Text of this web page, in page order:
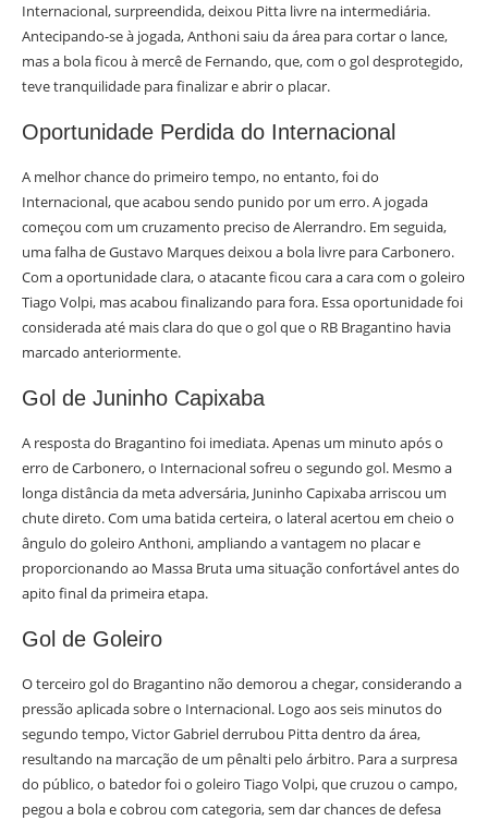
Internacional, surpreendida, deixou Pitta livre na intermediária.
Antecipando-se à jogada, Anthoni saiu da área para cortar o lance,
mas a bola ficou à mercê de Fernando, que, com o gol desprotegido,
teve tranquilidade para finalizar e abrir o placar.
Oportunidade Perdida do Internacional
A melhor chance do primeiro tempo, no entanto, foi do
Internacional, que acabou sendo punido por um erro. A jogada
começou com um cruzamento preciso de Alerrandro. Em seguida,
uma falha de Gustavo Marques deixou a bola livre para Carbonero.
Com a oportunidade clara, o atacante ficou cara a cara com o goleiro
Tiago Volpi, mas acabou finalizando para fora. Essa oportunidade foi
considerada até mais clara do que o gol que o RB Bragantino havia
marcado anteriormente.
Gol de Juninho Capixaba
A resposta do Bragantino foi imediata. Apenas um minuto após o
erro de Carbonero, o Internacional sofreu o segundo gol. Mesmo a
longa distância da meta adversária, Juninho Capixaba arriscou um
chute direto. Com uma batida certeira, o lateral acertou em cheio o
ângulo do goleiro Anthoni, ampliando a vantagem no placar e
proporcionando ao Massa Bruta uma situação confortável antes do
apito final da primeira etapa.
Gol de Goleiro
O terceiro gol do Bragantino não demorou a chegar, considerando a
pressão aplicada sobre o Internacional. Logo aos seis minutos do
segundo tempo, Victor Gabriel derrubou Pitta dentro da área,
resultando na marcação de um pênalti pelo árbitro. Para a surpresa
do público, o batedor foi o goleiro Tiago Volpi, que cruzou o campo,
pegou a bola e cobrou com categoria, sem dar chances de defesa